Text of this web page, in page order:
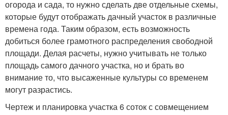
огорода и сада, то нужно сделать две отдельные схемы,
которые будут отображать дачный участок в различные
времена года. Таким образом, есть возможность
добиться более грамотного распределения свободной
площади. Делая расчеты, нужно учитывать не только
площадь самого дачного участка, но и брать во
внимание то, что высаженные культуры со временем
могут разрастись.
Чертеж и планировка участка 6 соток с совмещением